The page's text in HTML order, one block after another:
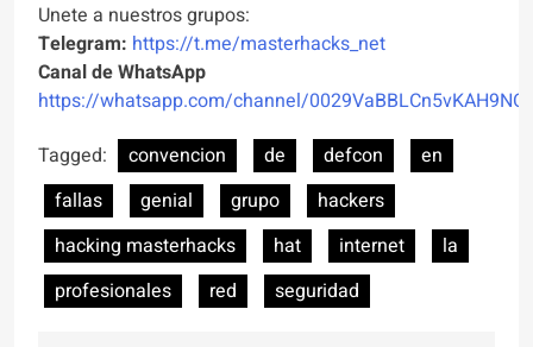
Unete a nuestros grupos:
Telegram: https://t.me/masterhacks_net
Canal de WhatsApp
https://whatsapp.com/channel/
Tagged:
convencion de defcon
en
fallas
genial grupo
hackers
hacking masterhacks
hat internet
la
profesionales
red seguridad